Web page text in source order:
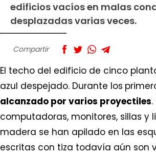
edificios vacíos en malas
desplazadas varias veces.
Compartir
El techo del edificio de cinco
azul despejado. Durante los
alcanzado por varios proyectiles
computadoras, monitores, sillas y
madera se han apilado en las
escritas con tiza todavía aún son